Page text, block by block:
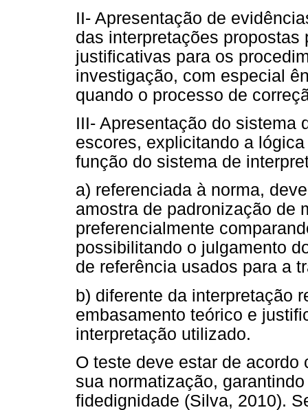
II- Apresentação de
das interpretações
justificativas para os
investigação, com especial
quando o processo de
III- Apresentação do sistema
escores, explicitando a
função do sistema de
a) referenciada à norma,
amostra de padronização de
preferencialmente
possibilitando o julgamento
de referência usados para a
b) diferente da interpretação
embasamento teórico e
interpretação utilizado.
O teste deve estar de
sua normatização,
fidedignidade (Silva, 2010).